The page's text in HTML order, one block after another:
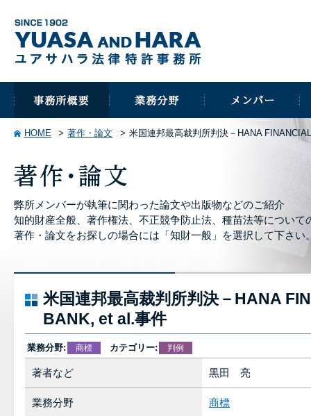
HOME 著作・論文 米国連邦最高裁判所判決－HANA
弊所メンバーが執筆に関わった論文や出版物などのご紹介
知的財産全般、著作権法、不正競争防止法、種苗法等について
著作・論文をお探しの場合には「知財一般」を選択して下さい
米国連邦最高裁判所判決－HANA
BANK, et al.事件
業務分野: 商標 カテゴリー: 判例
著者など 黒田 亮
業務分野 商標